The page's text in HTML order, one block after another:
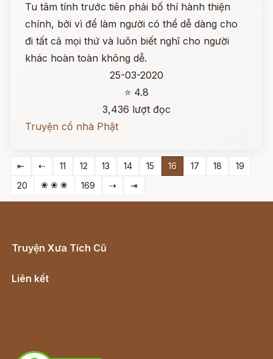
Tu tâm tính trước tiên phải bố thí hành thiện
chính, bởi vì để làm người có thể dễ dàng cho
đi tất cả mọi thứ và luôn biết nghĩ cho người
khác hoàn toàn không dễ.
25-03-2020
⭐ 4.8
3,436 lượt đọc
Truyện cổ nhà Phật
⇤ ⇠ 11 12 13 14 15 16 17 18
19
20
❀ ❀ ❀ 169 ⇢ ⇥
Truyện Xưa Tích Cũ
Liên kết